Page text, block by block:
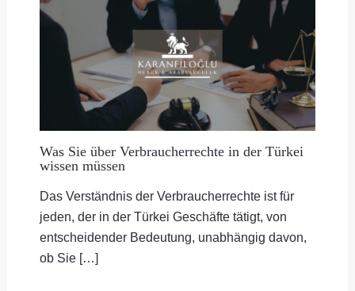
Was Sie über Verbraucherrechte in der Türkei
wissen müssen
Das Verständnis der Verbraucherrechte ist für
jeden, der in der Türkei Geschäfte tätigt, von
entscheidender Bedeutung, unabhängig davon,
ob Sie […]